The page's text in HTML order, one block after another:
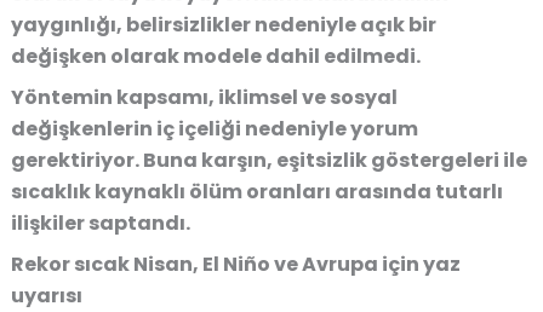
yaygınlığı, belirsizlikler nedeniyle açık bir
değişken olarak modele dahil edilmedi.
Yöntemin kapsamı, iklimsel ve sosyal
değişkenlerin iç içeliği nedeniyle yorum
gerektiriyor. Buna karşın, eşitsizlik göstergeleri ile
sıcaklık kaynaklı ölüm oranları arasında tutarlı
ilişkiler saptandı.
Rekor sıcak Nisan, El Niño ve Avrupa için yaz
uyarısı